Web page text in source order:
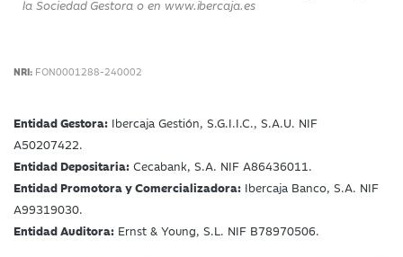
la Sociedad Gestora o en www.ibercaja.es
NRI: FON0001288-240002
Entidad Gestora: Ibercaja Gestión, S.G.I.I.C., S.A.U. NIF
A50207422.
Entidad Depositaria: Cecabank, S.A. NIF A86436011.
Entidad Promotora y Comercializadora: Ibercaja Banco, S.A. NIF
A99319030.
Entidad Auditora: Ernst & Young, S.L. NIF B78970506.